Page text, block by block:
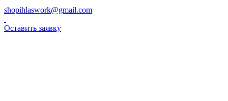
shopihlaswork@gmail.com
Оставить заявку